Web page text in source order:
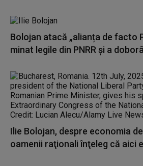
Bolojan atacă „alianța de facto
minat legile din PNRR și a
Ilie Bolojan, despre economia
oamenii raţionali înţeleg că aici